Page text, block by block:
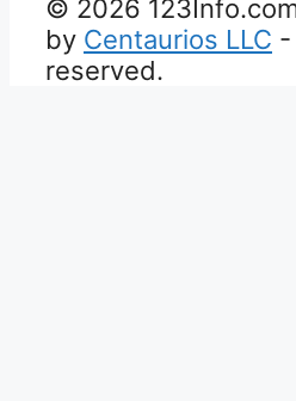
© 2026
by Centaurios LLC -
reserved.